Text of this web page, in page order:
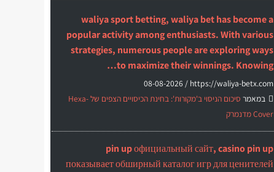
waliya sport betting, waliya bet has become a
popular activity among enthusiasts. With various
strategies, numerous people are exploring ways
to maximize their winnings. Knowing…
https://waliya-betx.com /
08-08-2026
במאמר
סיכום הניסוי ב'מקורות': בחינת הכיסויים הצפים של Hexa-
Cover מדנמרק
pin up официальный сайт, casino pin up
показывает обширный каталог игр для ценителей